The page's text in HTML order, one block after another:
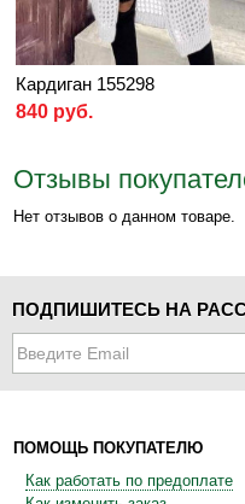
Кардиган 155298
840 руб.
Отзывы
Нет отзывов о данном товаре.
ПОДПИШИТЕСЬ НА
ПОМОЩЬ ПОКУПАТЕЛЮ
Как работать по предоплате